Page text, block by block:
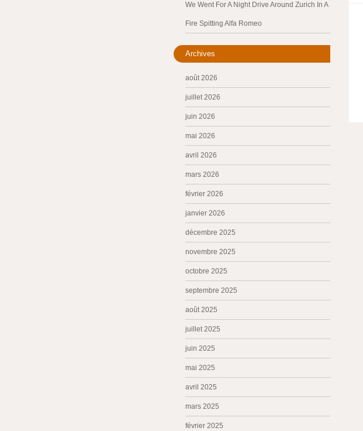
We Went For A Night Drive Around Zurich In A
Fire Spitting Alfa Romeo
Archives
août 2026
juillet 2026
juin 2026
mai 2026
avril 2026
mars 2026
février 2026
janvier 2026
décembre 2025
novembre 2025
octobre 2025
septembre 2025
août 2025
juillet 2025
juin 2025
mai 2025
avril 2025
mars 2025
février 2025